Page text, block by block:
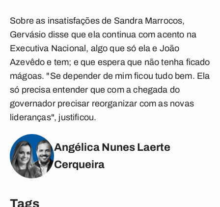
Sobre as insatisfações de Sandra Marrocos,
Gervásio disse que ela continua com acento na
Executiva Nacional, algo que só ela e João
Azevêdo e tem; e que espera que não tenha ficado
mágoas. "Se depender de mim ficou tudo bem. Ela
só precisa entender que com a chegada do
governador precisar reorganizar com as novas
lideranças", justificou.
Angélica Nunes Laerte
Cerqueira
Tags